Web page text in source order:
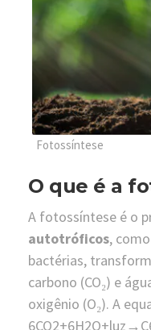
Fotossíntese
O que é a
A fotossíntese é o
autotróficos,
bactérias,
carbono (CO₂) e
oxigênio (O₂). A